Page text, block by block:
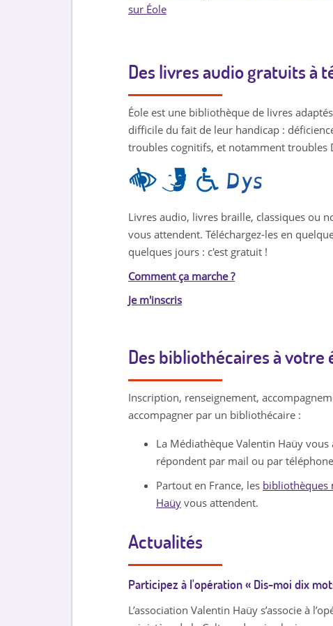
sur Éole
Des livres audio gratuits à
Éole est une bibliothèque de livres
difficile du fait de leur handicap :
troubles cognitifs, et notamment troubles
L
o
g
o
s
a
n
d
.
J
P
Livres audio, livres braille, classiques ou
vous attendent. Téléchargez-les en
quelques jours : c'est gratuit !
Comment ça marche ?
Je m'inscris
Des bibliothécaires à votre
Inscription, renseignement,
accompagner par un bibliothécaire :
La Médiathèque Valentin Haüy
répondent par mail ou par
Partout en France, les bibliothèques
Haüy vous attendent.
Actualités
Participez à l'opération « Dis-moi dix
L’association Valentin Haüy s’associe à